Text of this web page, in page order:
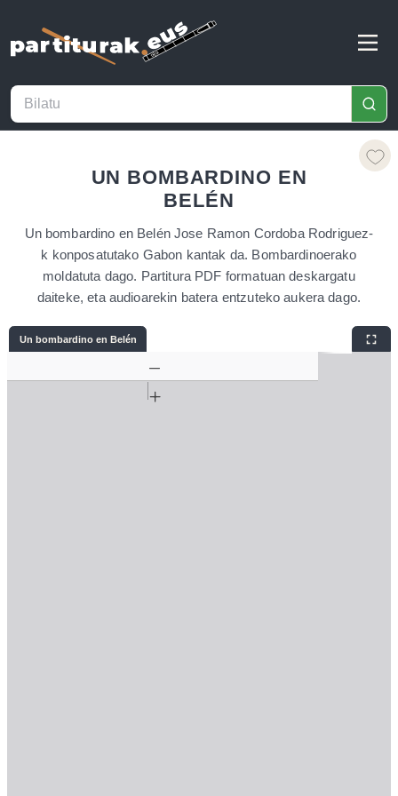
UN BOMBARDINO EN
BELÉN
Un bombardino en Belén Jose Ramon Cordoba Rodriguez-
k konposatutako Gabon kantak da. Bombardinoerako
moldatuta dago. Partitura PDF formatuan deskargatu
daiteke, eta audioarekin batera entzuteko aukera dago.
Un bombardino en Belén